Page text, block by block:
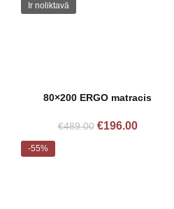
Ir noliktavā
80×200 ERGO matracis
€489.00 €196.00
-55%